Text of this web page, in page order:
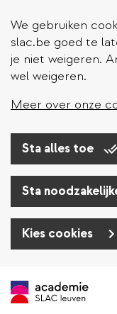
We gebruiken
slac.be goed te
je niet weigeren.
wel weigeren.
Meer over onze
Sta alles toe
Sta
Kies cookies
en